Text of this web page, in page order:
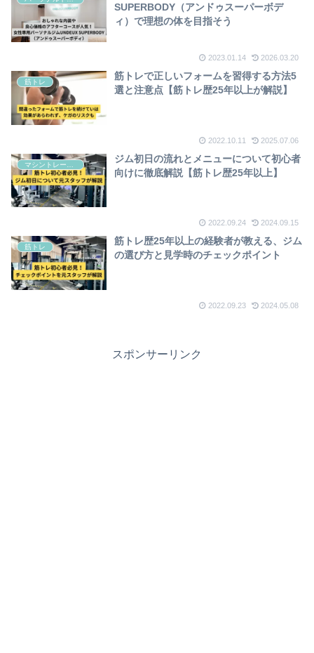
SUPERBODY（アンドゥスーパーボデ
ィ）で理想の体を目指そう
2023.01.14 2026.03.20
筋トレ
筋トレで正しいフォームを習得する方法5
選と注意点【筋トレ歴25年以上が解説】
2022.10.11 2025.07.06
ジム初日の流れとメニューについて初心者
向けに徹底解説【筋トレ歴25年以上】
2022.09.24 2024.09.15
筋トレ
筋トレ歴25年以上の経験者が教える、ジム
の選び方と見学時のチェックポイント
2022.09.23 2024.05.08
スポンサーリンク